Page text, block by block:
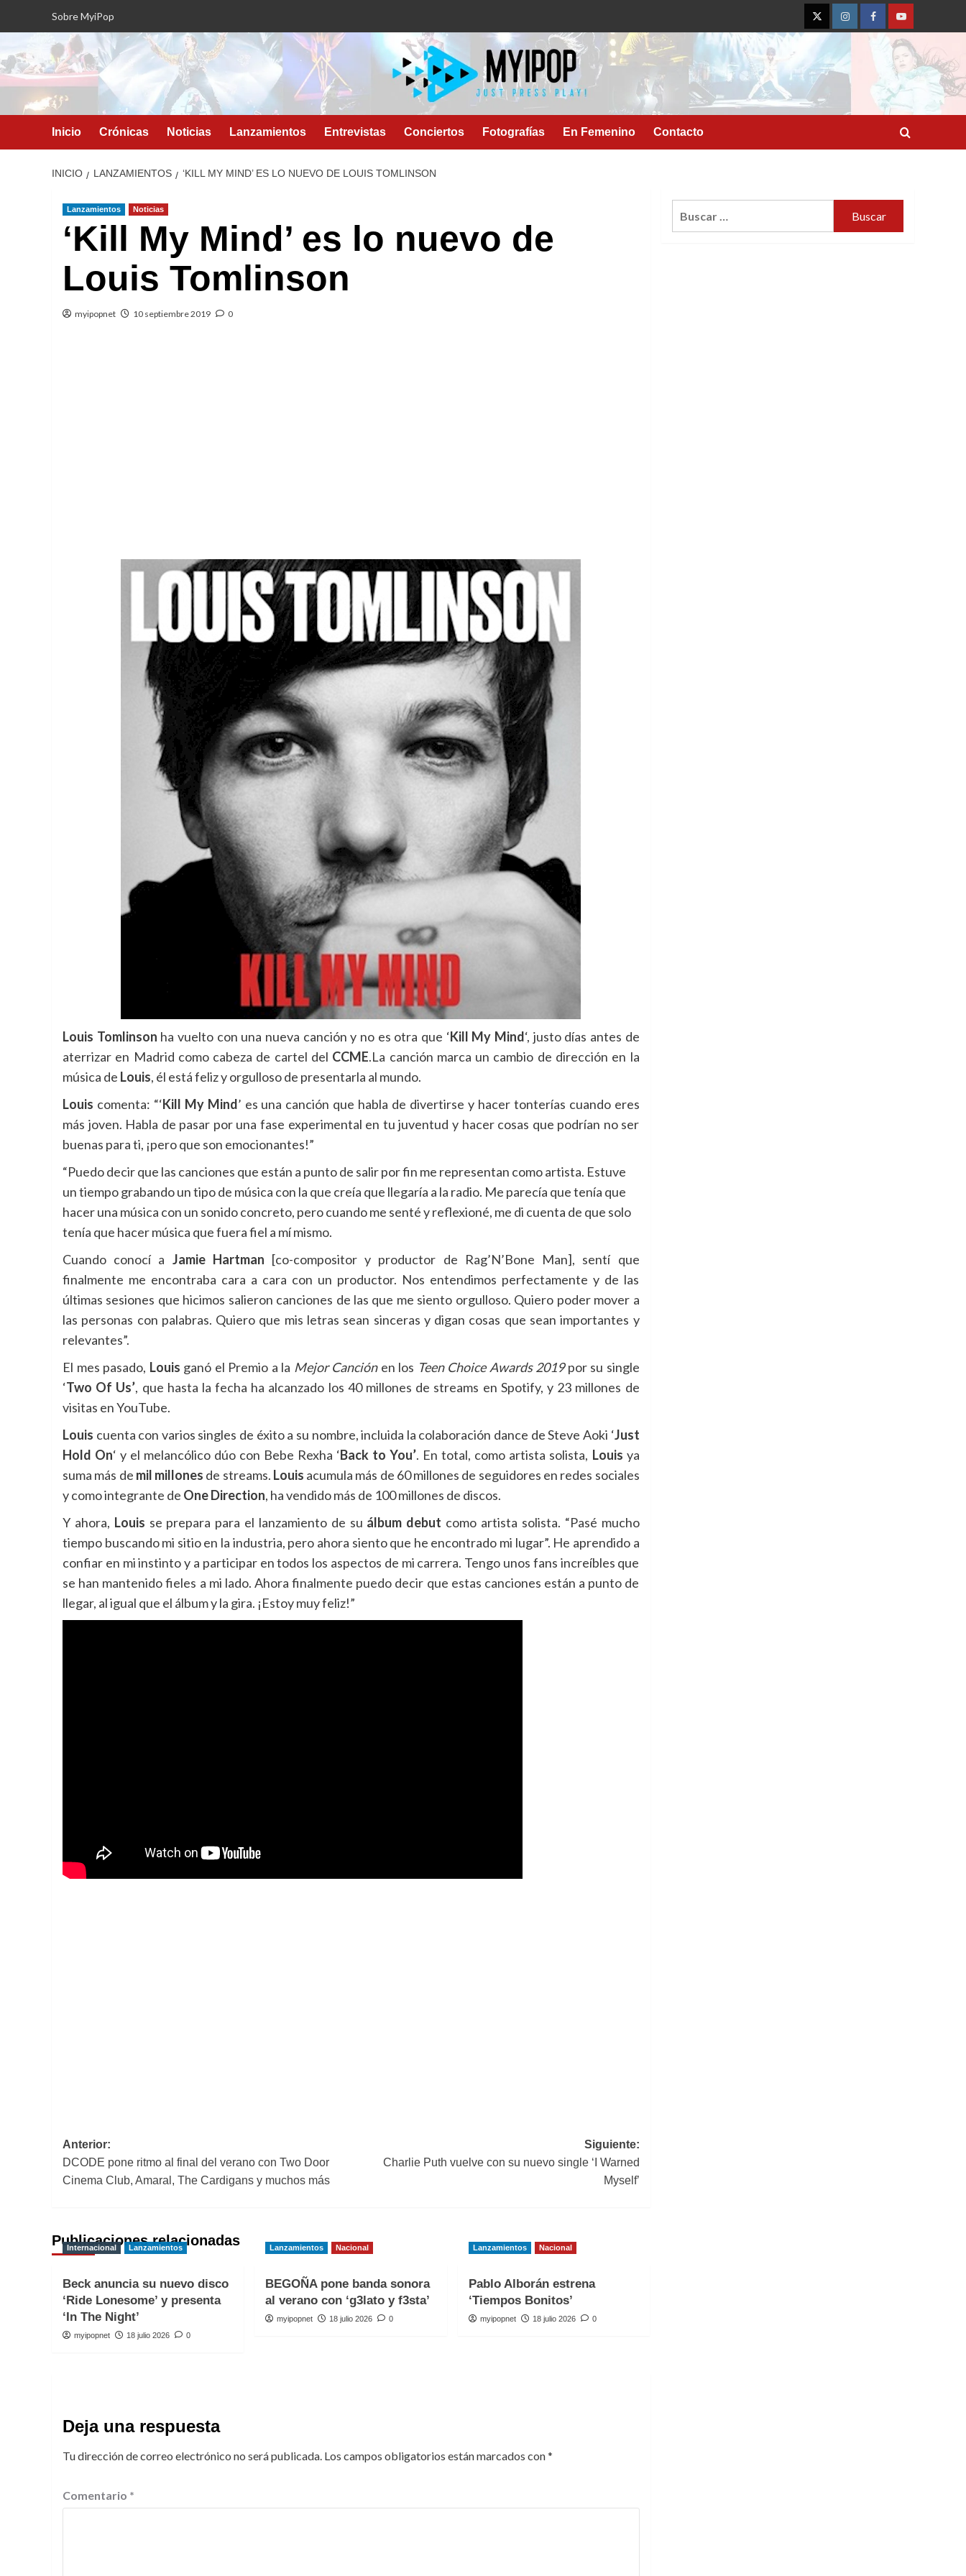
Sobre MyiPop
TwitterInstagramFacebookYouTube
Inicio Crónicas Noticias Lanzamientos Entrevistas Conciertos Fotografías En Femenino Contacto
INICIO LANZAMIENTOS ‘KILL MY MIND’ ES LO NUEVO DE LOUIS TOMLINSON
Lanzamientos Noticias
‘Kill My Mind’ es lo nuevo de
Louis Tomlinson
myipopnet 10 septiembre 2019 0
Louis Tomlinson ha vuelto con una nueva canción y no es otra que ‘Kill My Mind‘, justo días antes de
aterrizar en Madrid como cabeza de cartel del CCME.La canción marca un cambio de dirección en la
música de Louis, él está feliz y orgulloso de presentarla al mundo.
Louis comenta: “‘Kill My Mind’ es una canción que habla de divertirse y hacer tonterías cuando eres
más joven. Habla de pasar por una fase experimental en tu juventud y hacer cosas que podrían no ser
buenas para ti, ¡pero que son emocionantes!”
“Puedo decir que las canciones que están a punto de salir por fin me representan como artista. Estuve
un tiempo grabando un tipo de música con la que creía que llegaría a la radio. Me parecía que tenía que
hacer una música con un sonido concreto, pero cuando me senté y reflexioné, me di cuenta de que solo
tenía que hacer música que fuera fiel a mí mismo.
Cuando conocí a Jamie Hartman [co-compositor y productor de Rag’N’Bone Man], sentí que
finalmente me encontraba cara a cara con un productor. Nos entendimos perfectamente y de las
últimas sesiones que hicimos salieron canciones de las que me siento orgulloso. Quiero poder mover a
las personas con palabras. Quiero que mis letras sean sinceras y digan cosas que sean importantes y
relevantes”.
El mes pasado, Louis ganó el Premio a la Mejor Canciónen los Teen Choice Awards 2019por su single
‘Two Of Us’, que hasta la fecha ha alcanzado los 40 millones de streams en Spotify, y 23 millones de
visitas en YouTube.
Louis cuenta con varios singles de éxito a su nombre, incluida la colaboración dance de Steve Aoki ‘Just
Hold On‘ y el melancólico dúo con Bebe Rexha ‘Back to You’. En total, como artista solista, Louis ya
suma más de mil millones de streams. Louis acumula más de 60 millones de seguidores en redes sociales
y como integrante de One Direction, ha vendido más de 100 millones de discos.
Y ahora, Louis se prepara para el lanzamiento de su álbum debut como artista solista. “Pasé mucho
tiempo buscando mi sitio en la industria, pero ahora siento que he encontrado mi lugar”. He aprendido a
confiar en mi instinto y a participar en todos los aspectos de mi carrera. Tengo unos fans increíbles que
se han mantenido fieles a mi lado. Ahora finalmente puedo decir que estas canciones están a punto de
llegar, al igual que el álbum y la gira. ¡Estoy muy feliz!”
Navegación
de
entradas
Anterior:
DCODE pone ritmo al final del verano con Two Door
Cinema Club, Amaral, The Cardigans y muchos más
Siguiente:
Charlie Puth vuelve con su nuevo single ‘I Warned
Myself’
Publicaciones relacionadas
Internacional Lanzamientos
Beck anuncia su nuevo disco
‘Ride Lonesome’ y presenta
‘In The Night’
myipopnet 18 julio 2026 0
Lanzamientos Nacional
BEGOÑA pone banda sonora
al verano con ‘g3lato y f3sta’
myipopnet 18 julio 2026 0
Lanzamientos Nacional
Pablo Alborán estrena
‘Tiempos Bonitos’
myipopnet 18 julio 2026 0
Deja una respuesta
Tu dirección de correo electrónico no será publicada. Los campos obligatorios están marcados con*
Comentario *